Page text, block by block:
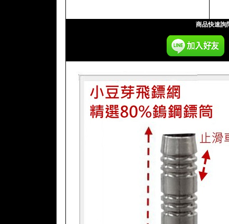
商品快速